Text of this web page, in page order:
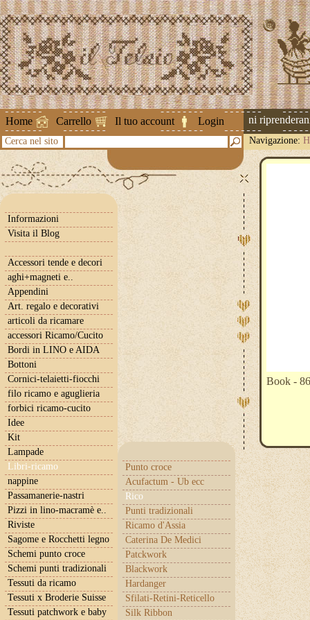
Home Carrello Il tuo account Login
Attenzione ! Le spedizioni
Cerca nel sito Navigazione:
Informazioni
Visita il Blog
Accessori tende e decori
aghi+magneti e..
Appendini
Art. regalo e decorativi
articoli da ricamare
accessori Ricamo/Cucito
Bordi in LINO e AIDA
Bottoni
Cornici-telaietti-fiocchi
filo ricamo e aguglieria
forbici ricamo-cucito
Idee
Kit
Lampade
Libri-ricamo
Punto croce
Acufactum - Ub ecc
Rico
Punti tradizionali
Ricamo d'Assia
Caterina De Medici
Patckwork
Blackwork
Hardanger
Sfilati-Retini-Reticello
Silk Ribbon
nappine
Passamanerie-nastri
Pizzi in lino-macramè e..
Riviste
Sagome e Rocchetti legno
Schemi punto croce
Schemi punti tradizionali
Tessuti da ricamo
Tessuti x Broderie Suisse
Tessuti patchwork e baby
Book - 86